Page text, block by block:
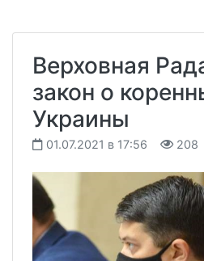
Верховная
закон о
Украины
01.07.2021 в 17:56 208